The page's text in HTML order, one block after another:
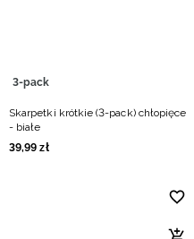
3-pack
Skarpetki krótkie (3-pack) chłopięce
- białe
39,99 zł